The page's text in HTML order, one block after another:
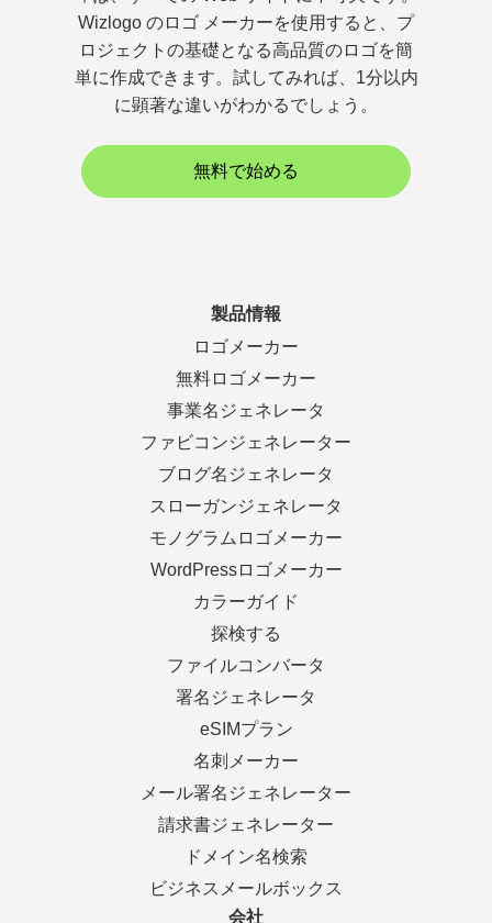
Wizlogo のロゴ メーカーを使用すると、プ
ロジェクトの基礎となる高品質のロゴを簡
単に作成できます。試してみれば、1分以内
に顕著な違いがわかるでしょう。
無料で始める
製品情報
ロゴメーカー
無料ロゴメーカー
事業名ジェネレータ
ファビコンジェネレーター
ブログ名ジェネレータ
スローガンジェネレータ
モノグラムロゴメーカー
WordPressロゴメーカー
カラーガイド
探検する
ファイルコンバータ
署名ジェネレータ
eSIMプラン
名刺メーカー
メール署名ジェネレーター
請求書ジェネレーター
ドメイン名検索
ビジネスメールボックス
会社